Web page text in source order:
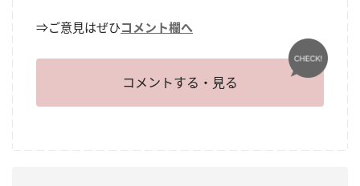
⇒ご意見はぜひコメント欄へ
コメントする・見る